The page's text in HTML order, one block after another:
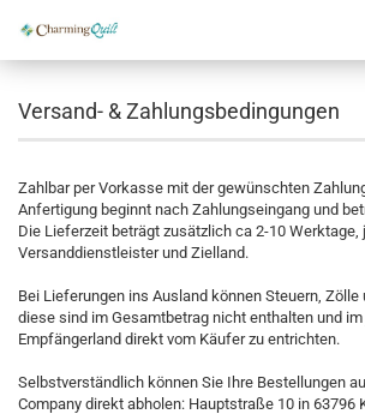
Versand- & Zahlungsbedingungen
Zahlbar per Vorkasse mit der gewünschten
Anfertigung beginnt nach Zahlungseingang und
Die Lieferzeit beträgt zusätzlich ca 2-10 Werktage,
Versanddienstleister und Zielland.
Bei Lieferungen ins Ausland können Steuern, Zölle
diese sind im Gesamtbetrag nicht enthalten und
Empfängerland direkt vom Käufer zu entrichten.
Selbstverständlich können Sie Ihre Bestellungen
Company direkt abholen: Hauptstraße 10 in 63796